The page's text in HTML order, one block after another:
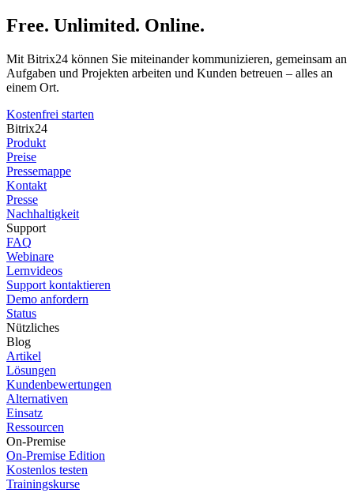
Free. Unlimited. Online.
Mit Bitrix24 können Sie miteinander kommunizieren, gemeinsam an
Aufgaben und Projekten arbeiten und Kunden betreuen – alles an
einem Ort.
Kostenfrei starten
Bitrix24
Produkt
Preise
Pressemappe
Kontakt
Presse
Nachhaltigkeit
Support
FAQ
Webinare
Lernvideos
Support kontaktieren
Demo anfordern
Status
Nützliches
Blog
Artikel
Lösungen
Kundenbewertungen
Alternativen
Einsatz
Ressourcen
On-Premise
On-Premise Edition
Kostenlos testen
Trainingskurse